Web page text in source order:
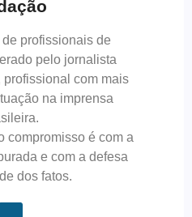
profissionais de
pelo jornalista
com mais
na imprensa
compromisso é com a
e com a defesa
dos fatos.